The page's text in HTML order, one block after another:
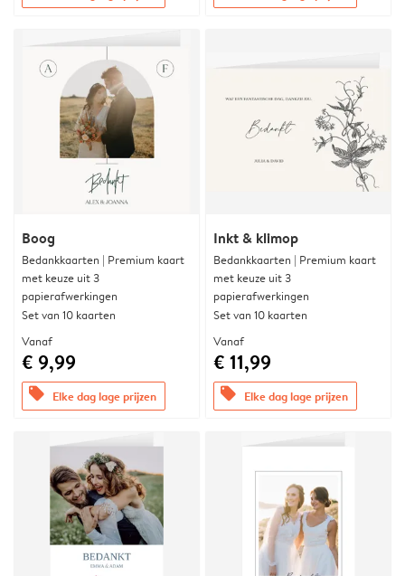
Boog
Bedankkaarten | Premium kaart
met keuze uit 3
papierafwerkingen
Set van 10 kaarten
Vanaf
€ 9,99
offers Elke dag lage prijzen
Inkt & klimop
Bedankkaarten | Premium kaart
met keuze uit 3
papierafwerkingen
Set van 10 kaarten
Vanaf
€ 11,99
offers Elke dag lage prijzen